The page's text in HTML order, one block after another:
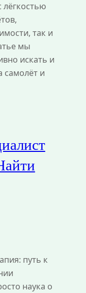
так и
мы
искать и
самолёт и
путь к
наука о